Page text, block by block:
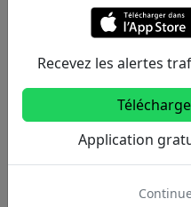
RER
B C
Recevez les alertes
Application